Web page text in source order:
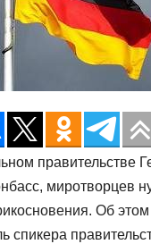
правительстве
миротворцев
Об
спикера